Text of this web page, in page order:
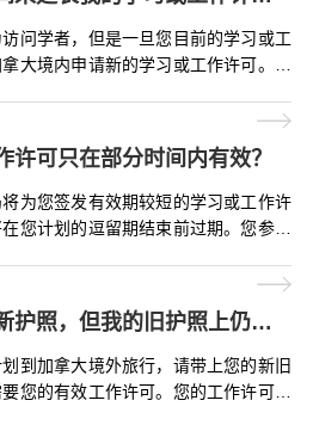
问学者，但是一旦您目前的学习或工
大境内申请新的学习或工作许可。这
许可只在部分时间内有效？
为您签发有效期较短的学习或工作许
您计划的逗留期结束前过期。您参加
我到加拿大后更换了新护照，但我的旧护照上仍有有效的工作许可。我应该怎么做？
到加拿大境外旅行，请带上您的新旧
您的有效工作许可。您的工作许可的